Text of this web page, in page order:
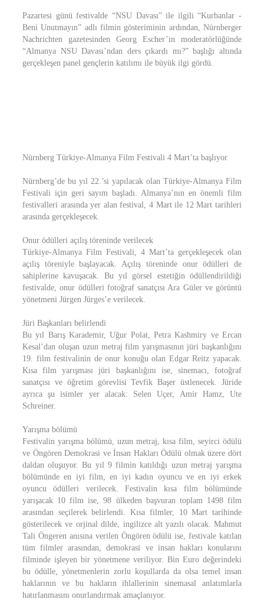
Pazartesi günü festivalde “NSU Davası” ile ilgili “Kurbanlar -
Beni Unutmayın” adlı filmin gösteriminin ardından, Nürnberger
Nachrichten gazetesinden Georg Escher’in moderatörlüğünde
“Almanya NSU Davası’ndan ders çıkardı mı?” başlığı altında
gerçekleşen panel gençlerin katılımı ile büyük ilgi gördü.
Nürnberg Türkiye-Almanya Film Festivali 4 Mart’ta başlıyor
Nürnberg’de bu yıl 22.’si yapılacak olan Türkiye-Almanya Film
Festivali için geri sayım başladı. Almanya’nın en önemli film
festivalleri arasında yer alan festival, 4 Mart ile 12 Mart tarihleri
arasında gerçekleşecek.
Onur ödülleri açılış töreninde verilecek
Türkiye-Almanya Film Festivali, 4 Mart’ta gerçekleşecek olan
açılış töreniyle başlayacak. Açılış töreninde onur ödülleri de
sahiplerine kavuşacak. Bu yıl görsel estetiğin ödüllendirildiği
festivalde, onur ödülleri fotoğraf sanatçısı Ara Güler ve görüntü
yönetmeni Jürgen Jürges’e verilecek.
Jüri Başkanları belirlendi
Bu yıl Barış Karademir, Uğur Polat, Petra Kashmiry ve Ercan
Kesal’dan oluşan uzun metraj film yarışmasının jüri başkanlığını
19. film festivalinin de onur konuğu olan Edgar Reitz yapacak.
Kısa film yarışması jüri başkanlığını ise, sinemacı, fotoğraf
sanatçısı ve öğretim görevlisi Tevfik Başer üstlenecek. Jüride
ayrıca şu isimler yer alacak: Selen Uçer, Amir Hamz, Ute
Schreiner.
Yarışma bölümü
Festivalin yarışma bölümü, uzun metraj, kısa film, seyirci ödülü
ve Öngören Demokrasi ve İnsan Hakları Ödülü olmak üzere dört
daldan oluşuyor. Bu yıl 9 filmin katıldığı uzun metraj yarışma
bölümünde en iyi film, en iyi kadın oyuncu ve en iyi erkek
oyuncu ödülleri verilecek. Festivalin kısa film bölümünde
yarışacak 10 film ise, 98 ülkeden başvuran toplam 1498 film
arasından seçilerek belirlendi. Kısa filmler, 10 Mart tarihinde
gösterilecek ve orjinal dilde, ingilizce alt yazılı olacak. Mahmut
Tali Öngeren anısına verilen Öngören ödülü ise, festivale katılan
tüm filmler arasından, demokrasi ve insan hakları konularını
filminde işleyen bir yönetmene veriliyor. Bin Euro değerindeki
bu ödülle, yönetmenlerin zorlu koşullarda da olsa temel insan
haklarının ve bu hakların ihlallerinin sinemasal anlatımlarla
hatırlanmasını onurlandırmak amaçlanıyor.